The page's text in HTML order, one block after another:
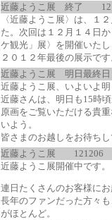
近藤ようこ展 終了
〈近藤ようこ展〉は、１
た。次回は１２月１４日
ケ観光」展〉を開催いた
２０１２年最後の展示で
近藤ようこ展 明日最終日
近藤ようこ展、いよいよ
近藤さんは、明日も15時
原画をご覧いただける貴
いよう。
皆さまのお越しをお待ち
近藤ようこ展
121206
近藤ようこ展開催中です。
連日たくさんのお客様に
長年のファンだった方々
がほとんど。